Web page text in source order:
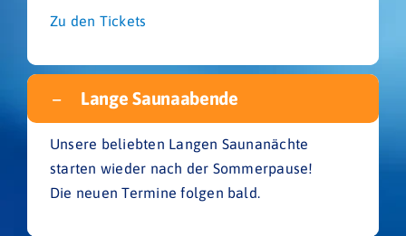
Zu den Tickets
Lange Saunaabende
Unsere beliebten Langen Saunanächte
starten wieder nach der Sommerpause!
Die neuen Termine folgen bald.